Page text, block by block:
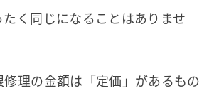
く同じになることはありませ
理の金額は「定価」があるもの